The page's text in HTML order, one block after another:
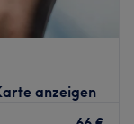
anzeigen